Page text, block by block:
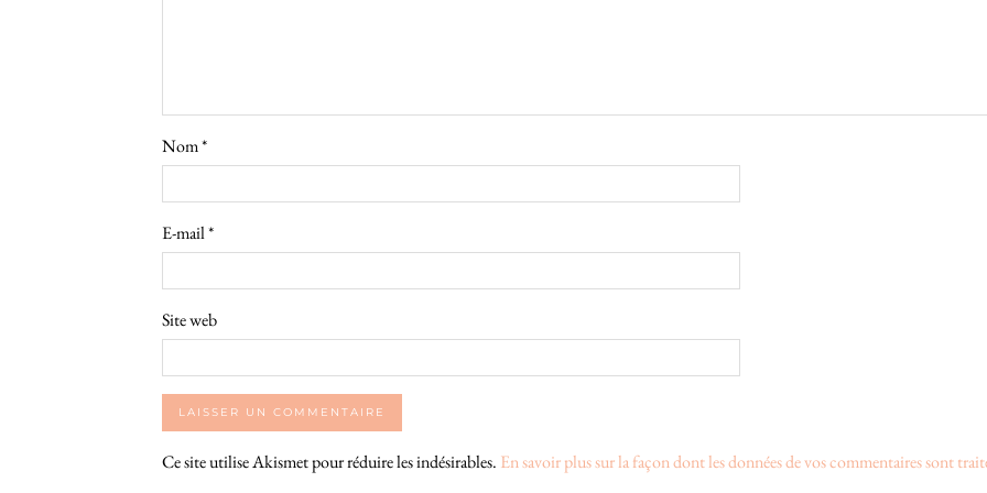
Nom*
E-mail*
Site web
Ce site utilise Akismet pour réduire les indésirables. En savoir plus sur la façon dont les données de vos commentaires sont